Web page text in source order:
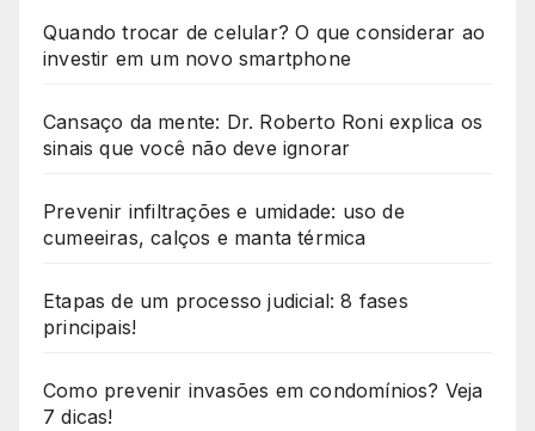
Quando trocar de celular? O que considerar ao
investir em um novo smartphone
Cansaço da mente: Dr. Roberto Roni explica os
sinais que você não deve ignorar
Prevenir infiltrações e umidade: uso de
cumeeiras, calços e manta térmica
Etapas de um processo judicial: 8 fases
principais!
Como prevenir invasões em condomínios? Veja
7 dicas!